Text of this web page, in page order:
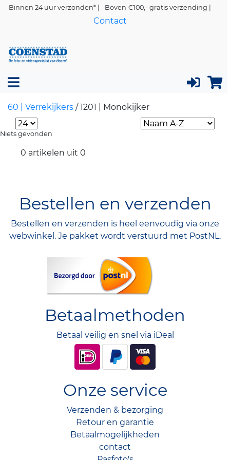
Binnen 24 uur verzonden* | Boven €100,- gratis verzending |
Contact
60 | Verrekijkers /1201 | Monokijker
Niets gevonden
0 artikelen uit 0
Bestellen en verzenden
Bestellen en verzenden is heel eenvoudig via onze
webwinkel. Je pakket wordt verstuurd met PostNL.
Betaalmethoden
Betaal veilig en snel via iDeal
Onze service
Verzenden & bezorging
Retour en garantie
Betaalmogelijkheden
contact